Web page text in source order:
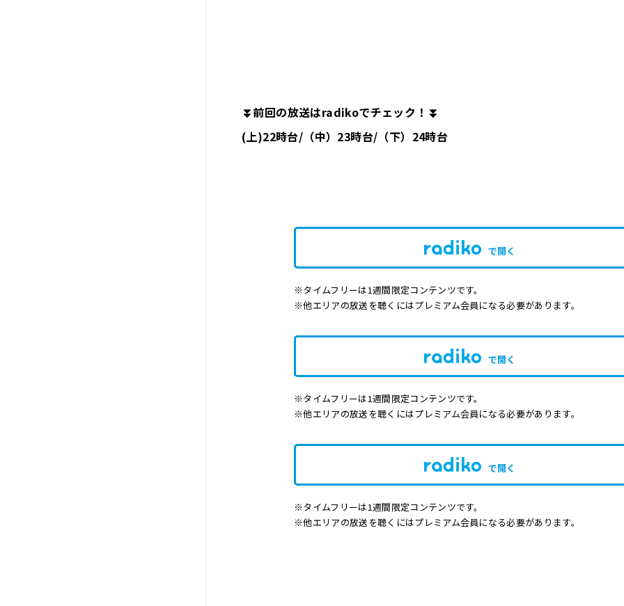
⏬前回の放送はradikoでチェック！⏬
(上)22時台/（中）23時台/（下）24時台
で開く
※タイムフリーは1週間限定コンテンツです。
※他エリアの放送を聴くにはプレミアム会員になる必要があります。
で開く
※タイムフリーは1週間限定コンテンツです。
※他エリアの放送を聴くにはプレミアム会員になる必要があります。
で開く
※タイムフリーは1週間限定コンテンツです。
※他エリアの放送を聴くにはプレミアム会員になる必要があります。